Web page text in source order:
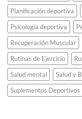
Planificación deportiva
Psicología deportiva
Recuperación Muscular
Rutinas de Ejercicio
Salud mental
Salud y
Suplementos Deportivos